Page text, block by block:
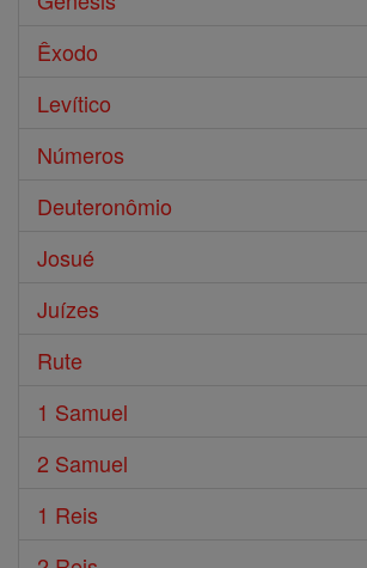
Êxodo
Levítico
Números
Deuteronômio
Josué
Juízes
Rute
1 Samuel
2 Samuel
1 Reis